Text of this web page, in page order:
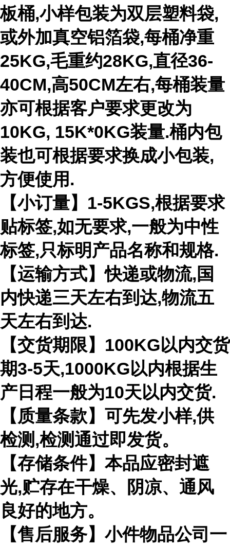
板桶,小样包装为双层塑料袋,
或外加真空铝箔袋,每桶净重
25KG,毛重约28KG,直径36-
40CM,高50CM左右,每桶装量
亦可根据客户要求更改为
10KG, 15K*0KG装量.桶内包
装也可根据要求换成小包装,
方便使用.
【小订量】1-5KGS,根据要求
贴标签,如无要求,一般为中性
标签,只标明产品名称和规格.
【运输方式】快递或物流,国
内快递三天左右到达,物流五
天左右到达.
【交货期限】100KG以内交货
期3-5天,1000KG以内根据生
产日程一般为10天以内交货.
【质量条款】可先发小样,供
检测,检测通过即发货。
【存储条件】本品应密封遮
光,贮存在干燥、阴凉、通风
良好的地方。
【售后服务】小件物品公司一